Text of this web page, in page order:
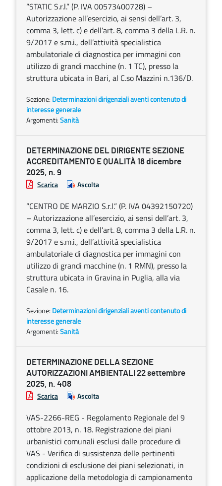
“STATIC S.r.l.” (P. IVA 00573400728) –
Autorizzazione all’esercizio, ai sensi dell’art. 3,
comma 3, lett. c) e dell’art. 8, comma 3 della L.R. n.
9/2017 e s.m.i., dell’attività specialistica
ambulatoriale di diagnostica per immagini con
utilizzo di grandi macchine (n. 1 TC), presso la
struttura ubicata in Bari, al C.so Mazzini n.136/D.
Sezione: Determinazioni dirigenziali aventi contenuto di
interesse generale
Argomenti:Sanità
DETERMINAZIONE DEL DIRIGENTE SEZIONE
ACCREDITAMENTO E QUALITÀ 18 dicembre
2025, n. 9
Scarica Ascolta
“CENTRO DE MARZIO S.r.l.” (P. IVA 04392150720)
– Autorizzazione all’esercizio, ai sensi dell’art. 3,
comma 3, lett. c) e dell’art. 8, comma 3 della L.R. n.
9/2017 e s.m.i., dell’attività specialistica
ambulatoriale di diagnostica per immagini con
utilizzo di grandi macchine (n. 1 RMN), presso la
struttura ubicata in Gravina in Puglia, alla via
Casale n. 16.
Sezione: Determinazioni dirigenziali aventi contenuto di
interesse generale
Argomenti:Sanità
DETERMINAZIONE DELLA SEZIONE
AUTORIZZAZIONI AMBIENTALI 22 settembre
2025, n. 408
Scarica Ascolta
VAS-2266-REG - Regolamento Regionale del 9
ottobre 2013, n. 18. Registrazione dei piani
urbanistici comunali esclusi dalle procedure di
VAS - Verifica di sussistenza delle pertinenti
condizioni di esclusione dei piani selezionati, in
applicazione della metodologia di campionamento